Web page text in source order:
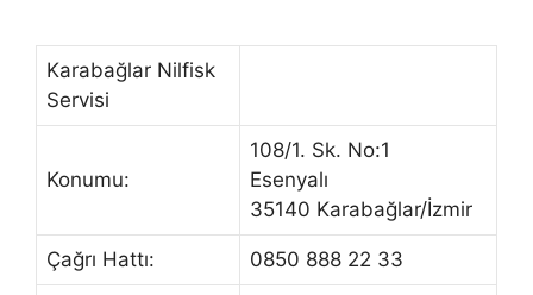
Karabağlar Nilfisk
Servisi
Konumu:
108/1. Sk. No:1
Esenyalı
35140 Karabağlar/İzmir
Çağrı Hattı: 0850 888 22 33